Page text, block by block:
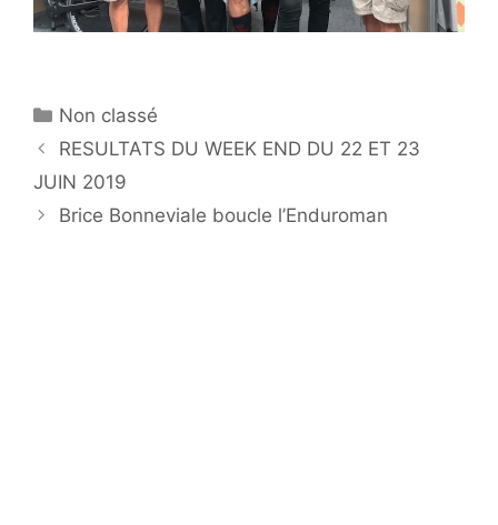
Catégories
Non classé
RESULTATS DU WEEK END DU 22 ET 23
JUIN 2019
Brice Bonneviale boucle l’Enduroman